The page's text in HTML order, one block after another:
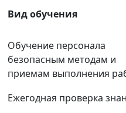
Вид обучения
Обучение персонала
безопасным методам и
приемам выполнения
Ежегодная проверка